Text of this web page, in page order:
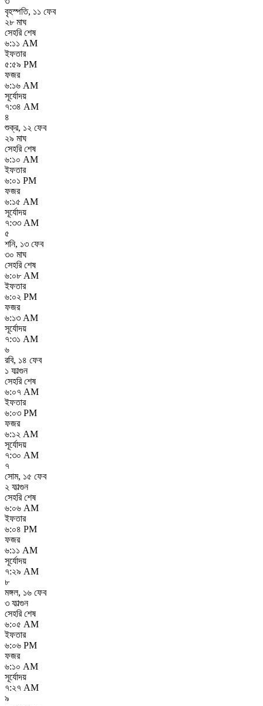
বৃহস্পতি, ১১ ফেব
২৮ মাঘ
সেহরি শেষ
৬:১১ AM
ইফতার
৫:৫৯ PM
ফজর
৬:১৬ AM
সূর্যোদয়
৭:৩৪ AM
৪
শুক্র, ১২ ফেব
২৯ মাঘ
সেহরি শেষ
৬:১০ AM
ইফতার
৬:০১ PM
ফজর
৬:১৫ AM
সূর্যোদয়
৭:৩৩ AM
৫
শনি, ১৩ ফেব
৩০ মাঘ
সেহরি শেষ
৬:০৮ AM
ইফতার
৬:০২ PM
ফজর
৬:১৩ AM
সূর্যোদয়
৭:৩১ AM
৬
রবি, ১৪ ফেব
১ ফাল্গুন
সেহরি শেষ
৬:০৭ AM
ইফতার
৬:০৩ PM
ফজর
৬:১২ AM
সূর্যোদয়
৭:৩০ AM
৭
সোম, ১৫ ফেব
২ ফাল্গুন
সেহরি শেষ
৬:০৬ AM
ইফতার
৬:০৪ PM
ফজর
৬:১১ AM
সূর্যোদয়
৭:২৯ AM
৮
মঙ্গল, ১৬ ফেব
৩ ফাল্গুন
সেহরি শেষ
৬:০৫ AM
ইফতার
৬:০৬ PM
ফজর
৬:১০ AM
সূর্যোদয়
৭:২৭ AM
৯